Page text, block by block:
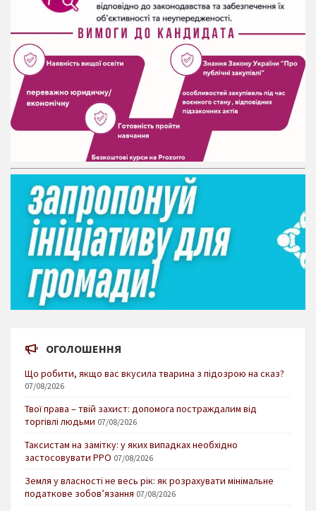
ОГОЛОШЕННЯ
Що робити, якщо вас вкусила тварина з підозрою на сказ?
07/08/2026
Твої права – твій захист: допомога постраждалим від
торгівлі людьми 07/08/2026
Таксистам на замітку: у яких випадках необхідно
застосовувати РРО 07/08/2026
Земля у власності не весь рік: як розрахувати мінімальне
податкове зобов’язання 07/08/2026